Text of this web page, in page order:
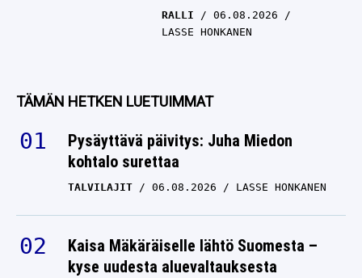
RALLI
06.08.2026
LASSE HONKANEN
TÄMÄN HETKEN LUETUIMMAT
Pysäyttävä päivitys: Juha Miedon
kohtalo surettaa
TALVILAJIT 06.08.2026 LASSE HONKANEN
Kaisa Mäkäräiselle lähtö Suomesta –
kyse uudesta aluevaltauksesta